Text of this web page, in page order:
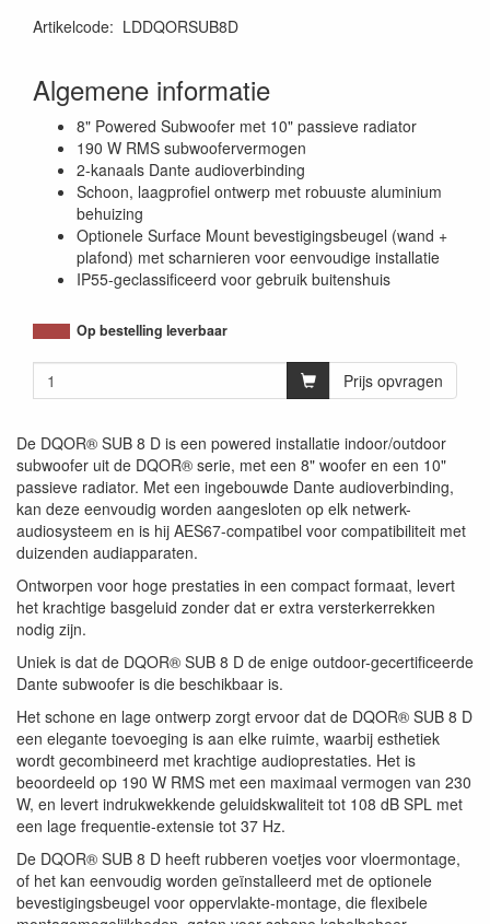
Artikelcode: LDDQORSUB8D
Algemene informatie
8" Powered Subwoofer met 10" passieve radiator
190 W RMS subwoofervermogen
2-kanaals Dante audioverbinding
Schoon, laagprofiel ontwerp met robuuste aluminium
behuizing
Optionele Surface Mount bevestigingsbeugel (wand +
plafond) met scharnieren voor eenvoudige installatie
IP55-geclassificeerd voor gebruik buitenshuis
Op bestelling leverbaar
Prijs opvragen
De DQOR® SUB 8 D is een powered installatie indoor/outdoor
subwoofer uit de DQOR® serie, met een 8" woofer en een 10"
passieve radiator. Met een ingebouwde Dante audioverbinding,
kan deze eenvoudig worden aangesloten op elk netwerk-
audiosysteem en is hij AES67-compatibel voor compatibiliteit met
duizenden audiapparaten.
Ontworpen voor hoge prestaties in een compact formaat, levert
het krachtige basgeluid zonder dat er extra versterkerrekken
nodig zijn.
Uniek is dat de DQOR® SUB 8 D de enige outdoor-gecertificeerde
Dante subwoofer is die beschikbaar is.
Het schone en lage ontwerp zorgt ervoor dat de DQOR® SUB 8 D
een elegante toevoeging is aan elke ruimte, waarbij esthetiek
wordt gecombineerd met krachtige audioprestaties. Het is
beoordeeld op 190 W RMS met een maximaal vermogen van 230
W, en levert indrukwekkende geluidskwaliteit tot 108 dB SPL met
een lage frequentie-extensie tot 37 Hz.
De DQOR® SUB 8 D heeft rubberen voetjes voor vloermontage,
of het kan eenvoudig worden geïnstalleerd met de optionele
bevestigingsbeugel voor oppervlakte-montage, die flexibele